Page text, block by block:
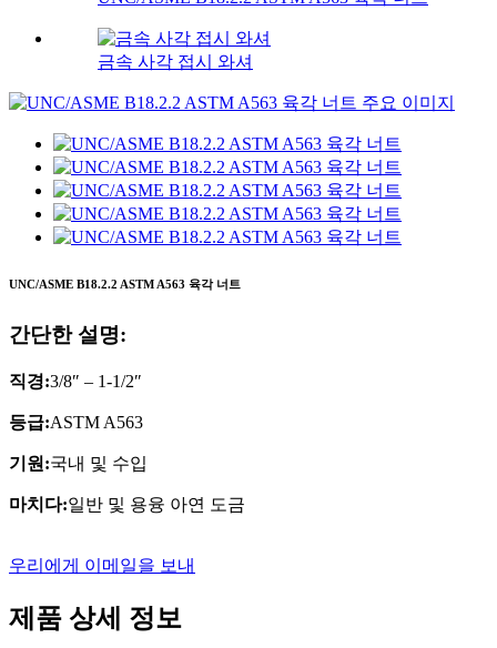
금속 사각 접시 와셔
UNC/ASME B18.2.2 ASTM A563 육각 너트
간단한 설명:
직경:3/8″ – 1-1/2″
등급:ASTM A563
기원:국내 및 수입
마치다:일반 및 용융 아연 도금
우리에게 이메일을 보내
제품 상세 정보